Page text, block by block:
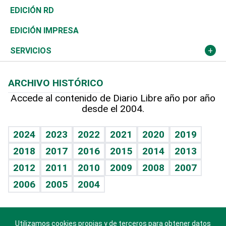
Ocenanía
Caribe
Resto del mundo
Telecom.
Global y variable
Economía personal
Sociales
Novedades
Podcast Arte Libre
Hablando con el pediatra
Vida y familia
Eñe
Celebrando la vida
Sin complejos
En pocas palabras
Tenis
Olimpismo
Más deportes
Línea de hit
TBT Deportivo
El Espía
Noticiero Poteleche
Columnistas
Historia
Martes de tecnología
Cambio climático
Revista
Deportes
Opinión
Hecho en casa
Guía del dinero
EDICIÓN RD
EDICIÓN IMPRESA
SERVICIOS
Cumpleaños
Horóscopos
Crucigramas
ARCHIVO HISTÓRICO
Accede al contenido de Diario Libre año por año
desde el 2004.
2024 2023 2022 2021 2020
2019
2018
2017 2016 2015 2014
2013
2012
2011 2010 2009 2008
2007
2006
2005 2004
Utilizamos cookies propias y de terceros para obtener datos